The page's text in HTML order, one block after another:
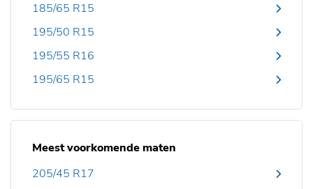
185/65 R15
195/50 R15
195/55 R16
195/65 R15
Meest voorkomende maten
205/45 R17